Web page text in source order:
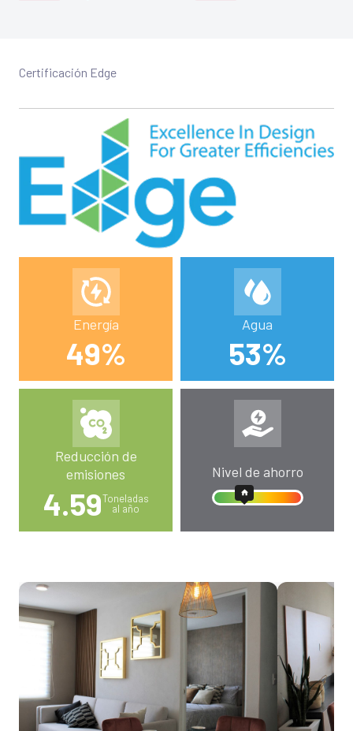
Certificación Edge
Energía
49%
Agua
53%
Reducción de
emisiones
4.59Toneladas
al año
Nivel de ahorro